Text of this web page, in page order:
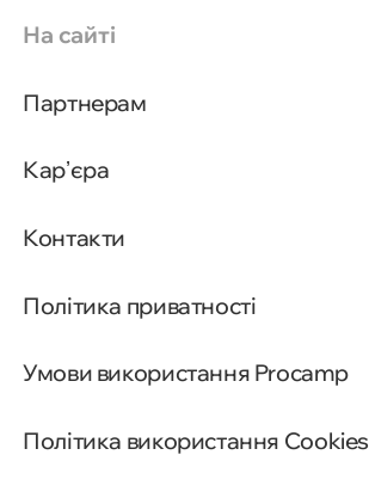
На сайті
Партнерам
Карʼєра
Контакти
Політика приватності
Умови використання Procamp
Політика використання Cookies